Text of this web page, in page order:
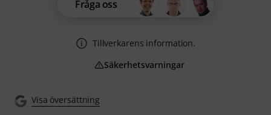
Visa översättning
Fråga oss
Tillverkarens information.
Säkerhetsvarningar